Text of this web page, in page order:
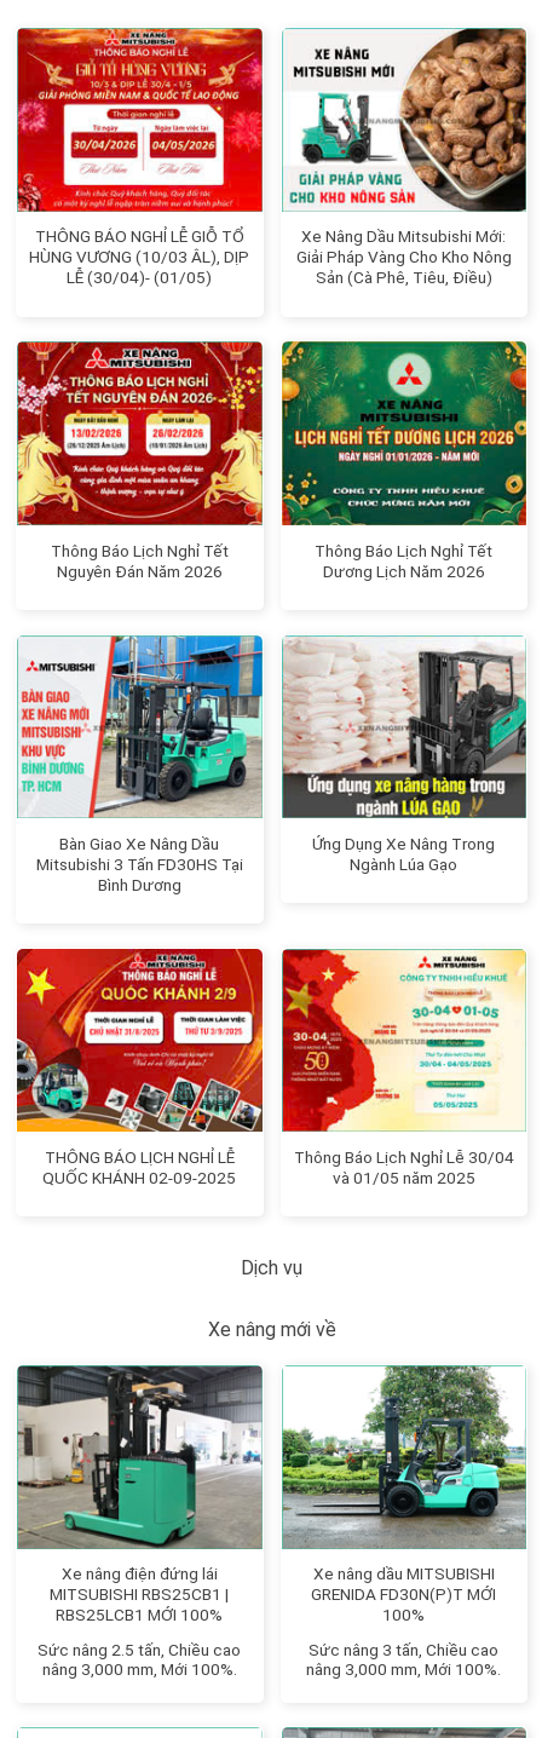
THÔNG BÁO NGHỈ LỄ GIỖ TỔ
HÙNG VƯƠNG (10/03 ÂL), DỊP
LỄ (30/04)- (01/05)
Xe Nâng Dầu Mitsubishi Mới:
Giải Pháp Vàng Cho Kho Nông
Sản (Cà Phê, Tiêu, Điều)
Thông Báo Lịch Nghỉ Tết
Nguyên Đán Năm 2026
Thông Báo Lịch Nghỉ Tết
Dương Lịch Năm 2026
Bàn Giao Xe Nâng Dầu
Mitsubishi 3 Tấn FD30HS Tại
Bình Dương
Ứng Dụng Xe Nâng Trong
Ngành Lúa Gạo
THÔNG BÁO LỊCH NGHỈ LỄ
QUỐC KHÁNH 02-09-2025
Thông Báo Lịch Nghỉ Lễ 30/04
và 01/05 năm 2025
Dịch vụ
Xe nâng mới về
Xe nâng điện đứng lái
MITSUBISHI RBS25CB1 |
RBS25LCB1 MỚI 100%
Sức nâng 2.5 tấn, Chiều cao
nâng 3,000 mm, Mới 100%.
Xe nâng dầu MITSUBISHI
GRENIDA FD30N(P)T MỚI
100%
Sức nâng 3 tấn, Chiều cao
nâng 3,000 mm, Mới 100%.